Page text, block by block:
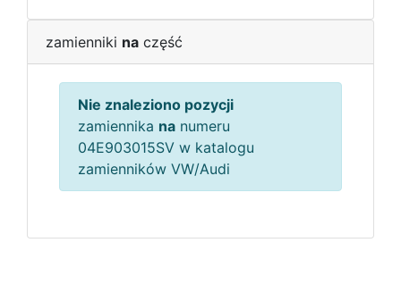
zamienniki na część
Nie znaleziono pozycji
zamiennika na numeru
04E903015SV w katalogu
zamienników VW/Audi